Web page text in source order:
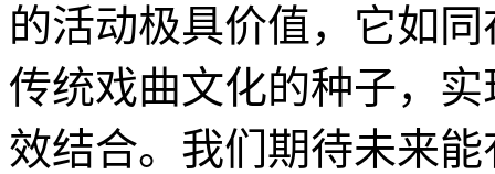
的活动极具价值，它如
传统戏曲文化的种子，
效结合。我们期待未来